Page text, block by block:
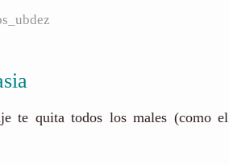
te quita todos los males (como el